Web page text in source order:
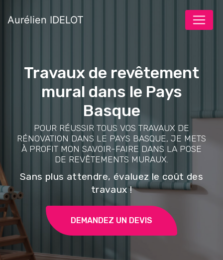
Aurélien IDELOT
Travaux de revêtement
mural dans le Pays
Basque
POUR RÉUSSIR TOUS VOS TRAVAUX DE
RÉNOVATION DANS LE PAYS BASQUE, JE METS
À PROFIT MON SAVOIR-FAIRE DANS LA POSE
DE REVÊTEMENTS MURAUX.
Sans plus attendre, évaluez le coût des
travaux !
DEMANDEZ UN DEVIS